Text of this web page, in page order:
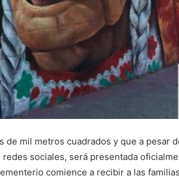
de mil metros cuadrados y que a pesar
sociales, será presentada
comience a recibir a las